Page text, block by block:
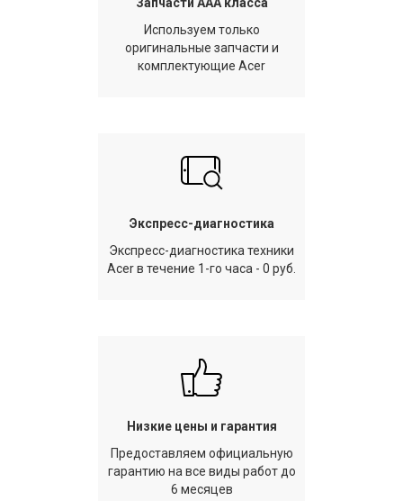
Используем только
оригинальные запчасти и
комплектующие Acer
Экспресс-диагностика
Экспресс-диагностика техники
Acer в течение 1-го часа - 0 руб.
Низкие цены и гарантия
Предоставляем официальную
гарантию на все виды работ до
6 месяцев